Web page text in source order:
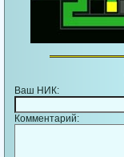
Ваш НИК:
Комментарий: